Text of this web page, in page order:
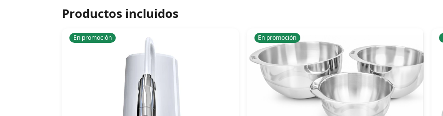
Productos incluidos
En promoción En promoción